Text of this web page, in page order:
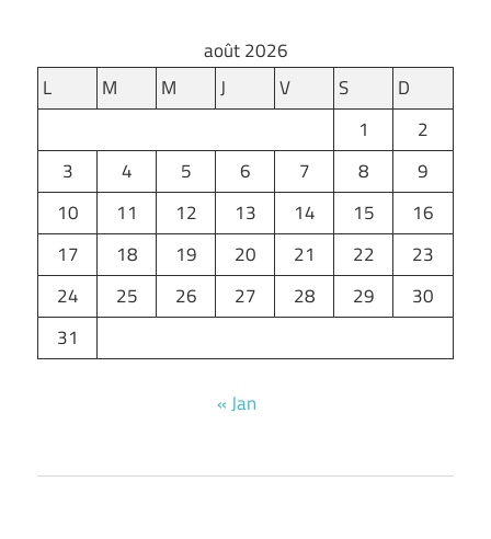
août 2026
L
M M J V S
D
1
2
3
4 5 6 7 8
9
10
11 12 13 14 15
16
17
18 19 20 21 22
23
24
25 26 27 28 29
30
31
« Jan